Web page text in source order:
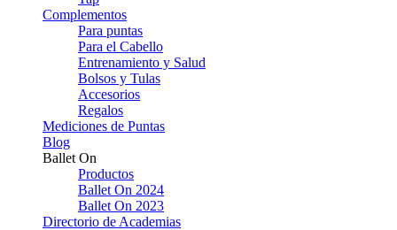
Complementos
Para puntas
Para el Cabello
Entrenamiento y Salud
Bolsos y Tulas
Accesorios
Regalos
Mediciones de Puntas
Blog
Ballet On
Productos
Ballet On 2024
Ballet On 2023
Directorio de Academias